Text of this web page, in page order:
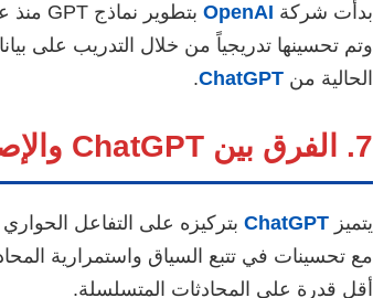
بدأت شركة OpenAI بتطوير نماذج GPT منذ عدة سنوات،
وتم تحسينها تدريجياً من خلال التدريب على
الحالية من ChatGPT
.
7. الفرق بين ChatGPT والإصدارات السابقة من GPT
يتميز ChatGPT بتركيزه على التفاعل
مع تحسينات في تتبع السياق واستمرارية
أقل قدرة على المحادثات المتسلسلة.